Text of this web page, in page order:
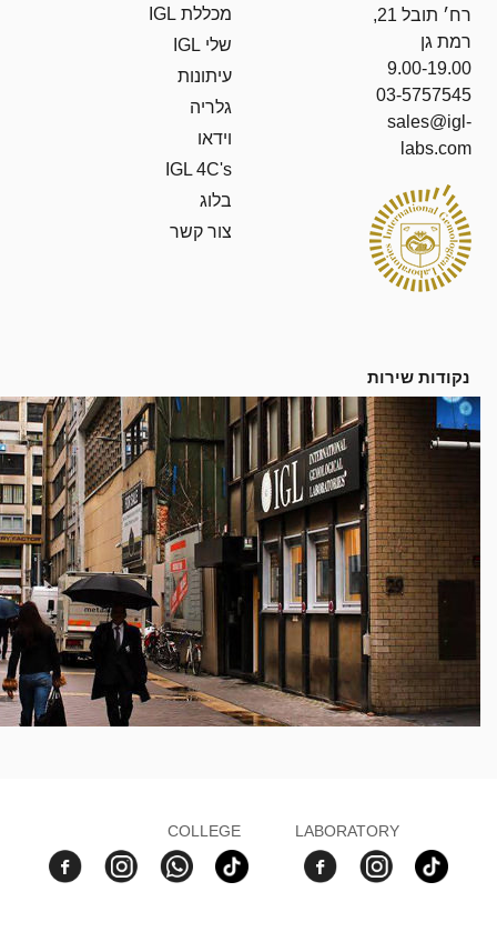
רח׳ תובל 21,
רמת גן
9.00-19.00
03-5757545
sales@igl-
labs.com
מכללת IGL
שלי IGL
עיתונות
גלריה
וידאו
IGL 4C's
בלוג
צור קשר
נקודות שירות
LABORATORY
COLLEGE